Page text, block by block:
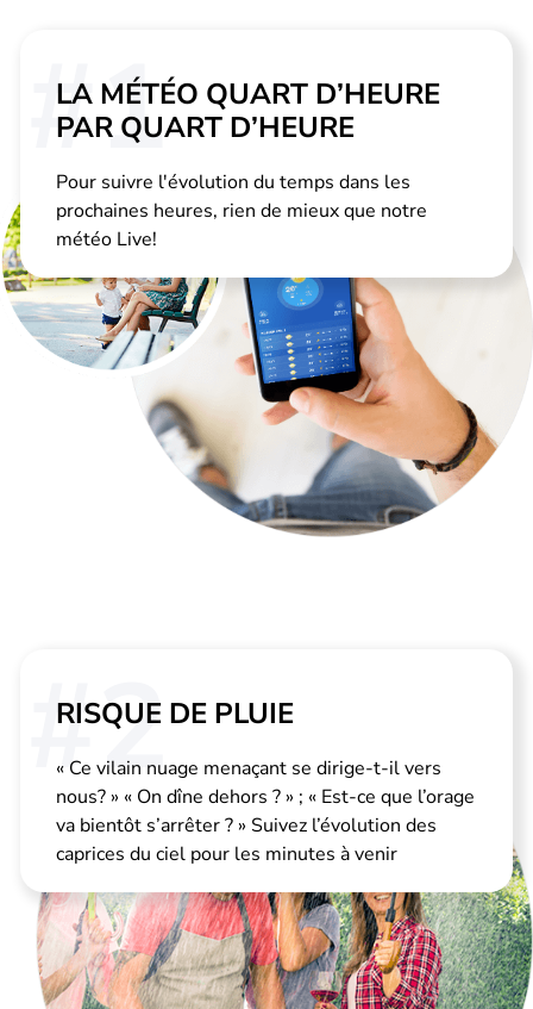
LA MÉTÉO QUART D’HEURE
PAR QUART D’HEURE
Pour suivre l'évolution du temps dans les
prochaines heures, rien de mieux que notre
météo Live!
#1
RISQUE DE PLUIE
« Ce vilain nuage menaçant se dirige-t-il vers
nous? » « On dîne dehors ? » ; « Est-ce que l’orage
va bientôt s’arrêter ? » Suivez l’évolution des
caprices du ciel pour les minutes à venir
#2